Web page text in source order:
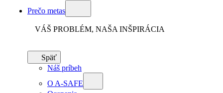
Prečo metas
VÁŠ PROBLÉM, NAŠA INŠPIRÁCIA
Späť
Náš príbeh
O A-SAFE